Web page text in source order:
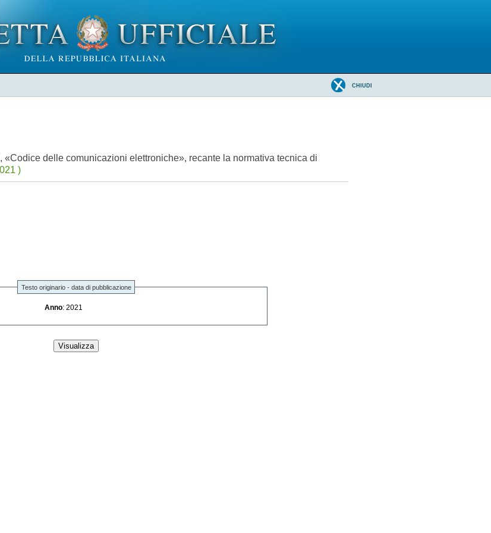
CHIUDI
delle comunicazioni elettroniche», recante la normativa tecnica di
)
Testo originario - data di pubblicazione
Anno : 2021